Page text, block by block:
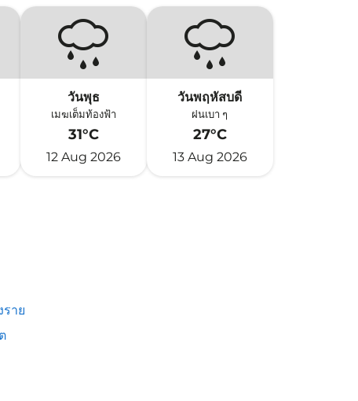
วันพุธ
เมฆเต็มท้องฟ้า
31°C
12 Aug 2026
วันพฤหัสบดี
ฝนเบา ๆ
27°C
13 Aug 2026
ราย